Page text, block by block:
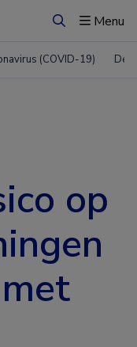
ZoekenMenu
(COVID-19)
op